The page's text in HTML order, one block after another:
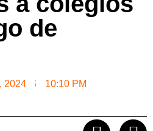
de
2024 10:10 PM